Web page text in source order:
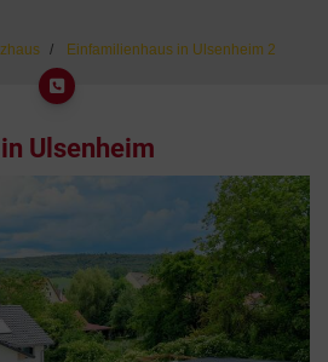
Einfamilienhaus in Ulsenheim 2
Ulsenheim